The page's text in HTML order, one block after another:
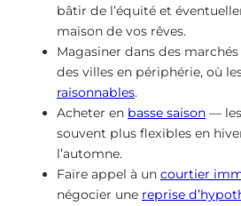
bâtir de l’équité et
maison de vos rêves.
Magasiner dans des
des villes en périphérie, où
raisonnables.
Acheter en basse saison —
souvent plus flexibles en
l’automne.
Faire appel à un courtier
négocier une reprise